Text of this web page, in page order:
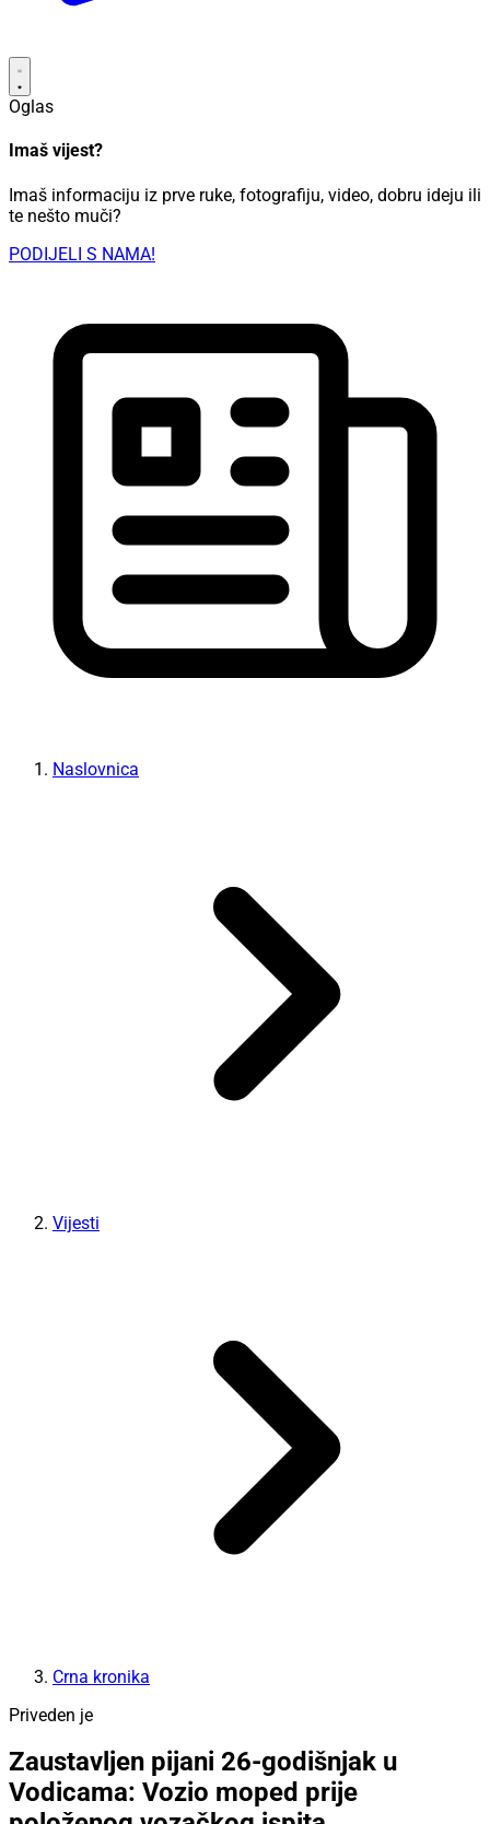
Oglas
Imaš vijest?
Imaš informaciju iz prve ruke, fotografiju, video, dobru ideju ili
te nešto muči?
PODIJELI S NAMA!
Naslovnica
Vijesti
Crna kronika
Priveden je
Zaustavljen pijani 26-godišnjak u
Vodicama: Vozio moped prije